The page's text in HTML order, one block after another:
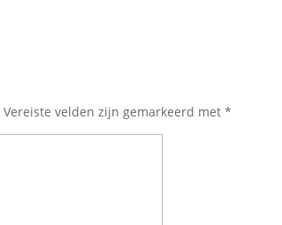
Vereiste velden zijn gemarkeerd met*